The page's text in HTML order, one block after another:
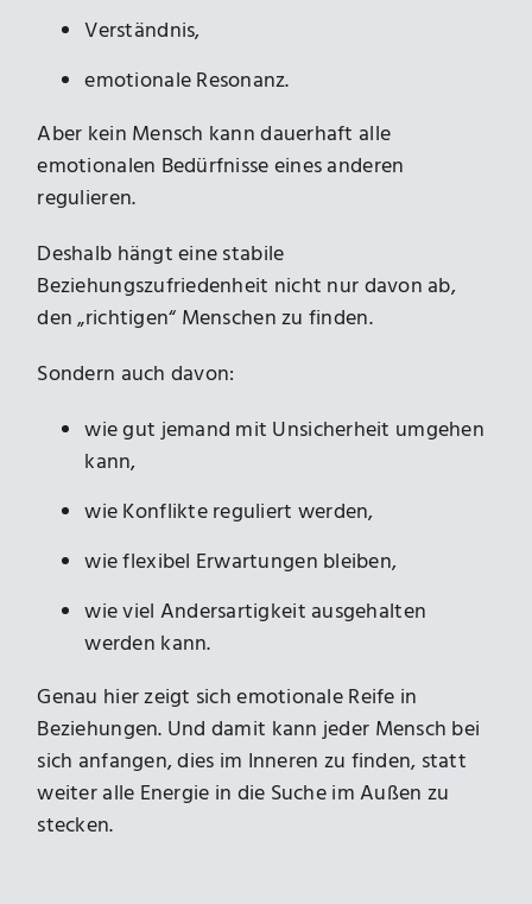
Verständnis,
emotionale Resonanz.
Aber kein Mensch kann dauerhaft alle
emotionalen Bedürfnisse eines anderen
regulieren.
Deshalb hängt eine stabile
Beziehungszufriedenheit nicht nur davon ab,
den „richtigen“ Menschen zu finden.
Sondern auch davon:
wie gut jemand mit Unsicherheit umgehen
kann,
wie Konflikte reguliert werden,
wie flexibel Erwartungen bleiben,
wie viel Andersartigkeit ausgehalten
werden kann.
Genau hier zeigt sich emotionale Reife in
Beziehungen. Und damit kann jeder Mensch bei
sich anfangen, dies im Inneren zu finden, statt
weiter alle Energie in die Suche im Außen zu
stecken.